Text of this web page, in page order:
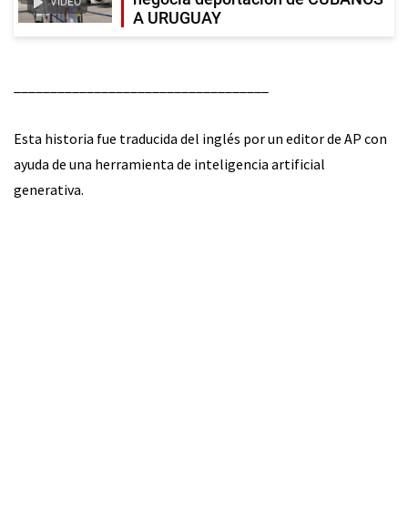
A URUGUAY
Esta historia fue traducida del inglés por un editor de AP con
ayuda de una herramienta de inteligencia artificial
generativa.